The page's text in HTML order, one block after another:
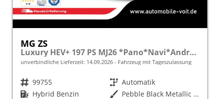
MG ZS
Luxury HEV+ 197 PS MJ26 *Pano*Navi*Android Auto*SHZ*360°*Kunstleder*Klimaauto*ACC
unverbindliche Lieferzeit: 14.09.2026 Fahrzeug mit Tageszulassung
Fahrzeugnr. 99755 Getriebe Automatik
Kraftstoff Hybrid Benzin Außenfarbe
Pebble Black Metallic [PBC]